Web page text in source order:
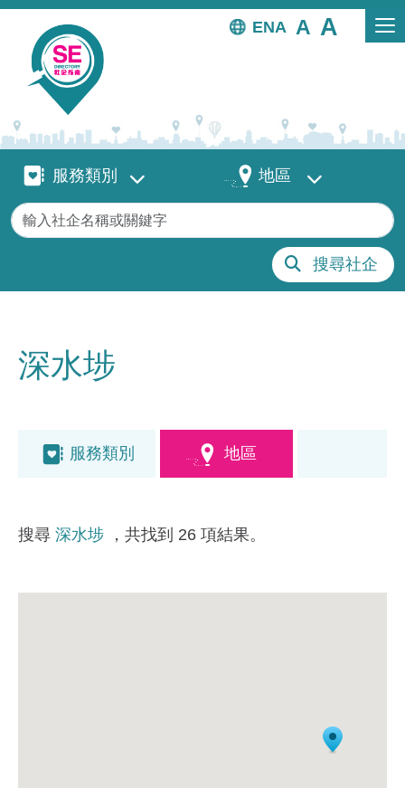
移至主內容
EN
服務類別服務類別 地區 地區
關鍵字
搜尋社企
深水埗
服務類別 地區
搜尋 深水埗 ，共找到 26 項結果。